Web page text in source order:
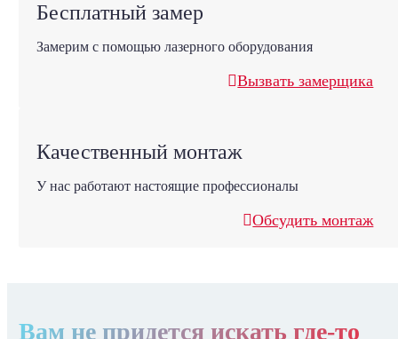
Бесплатный замер
Замерим с помощью лазерного оборудования
Вызвать замерщика
Качественный монтаж
У нас работают настоящие профессионалы
Обсудить монтаж
Вам не придется искать где-то